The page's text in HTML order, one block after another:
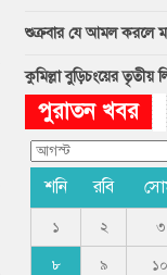
শুক্রবার যে আমল করলে
কুমিল্লা বুড়িচংয়ের তৃতীয়
পুরাতন খবর
শনি রবি
১ ২ ৩
৮ ৯ ১০